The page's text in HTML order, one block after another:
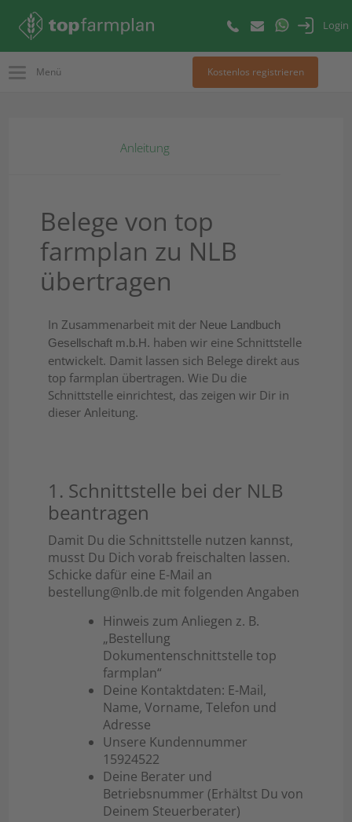
Login
Menü Kostenlos registrieren
Anleitung
Belege von top
farmplan zu NLB
übertragen
In Zusammenarbeit mit der Neue Landbuch
Gesellschaft m.b.H. haben wir eine Schnittstelle
entwickelt. Damit lassen sich Belege direkt aus
top farmplan übertragen. Wie Du die
Schnittstelle einrichtest, das zeigen wir Dir in
dieser Anleitung.
1. Schnittstelle bei der NLB
beantragen
Damit Du die Schnittstelle nutzen kannst,
musst Du Dich vorab freischalten lassen.
Schicke dafür eine E-Mail an
bestellung@nlb.de mit folgenden Angaben
Hinweis zum Anliegen z. B.
„Bestellung
Dokumentenschnittstelle top
farmplan“
Deine Kontaktdaten: E-Mail,
Name, Vorname, Telefon und
Adresse
Unsere Kundennummer
15924522
Deine Berater und
Betriebsnummer (Erhältst Du von
Deinem Steuerberater)